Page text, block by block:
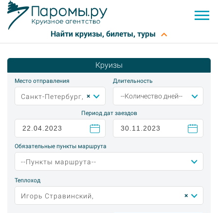
Круизы
Место отправления
Санкт-Петербург, ×
Длительность
--Количество дней--
Период дат заездов
Обязательные пункты маршрута
--Пункты маршрута--
Теплоход
Игорь Стравинский, ×